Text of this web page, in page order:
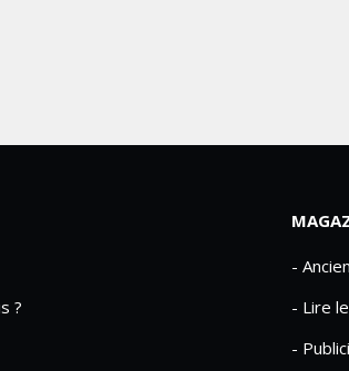
?
-
- Lire
-